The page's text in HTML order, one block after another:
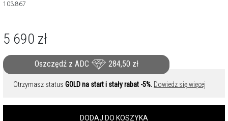
103.867
5 690 zł
Oszczędź z ADC 284,50 zł
Otrzymasz status GOLD na start i stały rabat -5%. Dowiedz się więcej
DODAJ DO KOSZYKA